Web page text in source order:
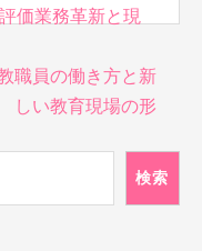
価業務革新と現
職員の働き方と新
しい教育現場の形
検索